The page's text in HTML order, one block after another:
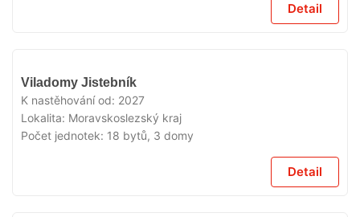
Detail
Viladomy Jistebník
K nastěhování od: 2027
Lokalita: Moravskoslezský kraj
Počet jednotek: 18 bytů, 3 domy
Detail